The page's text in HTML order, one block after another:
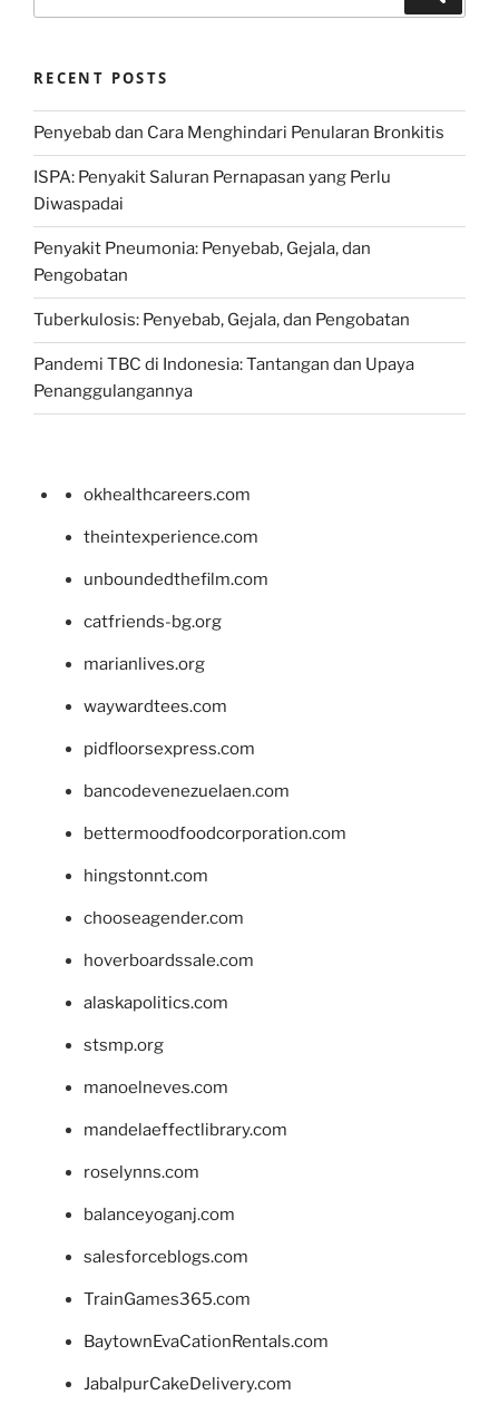
RECENT POSTS
Penyebab dan Cara Menghindari Penularan Bronkitis
ISPA: Penyakit Saluran Pernapasan yang Perlu
Diwaspadai
Penyakit Pneumonia: Penyebab, Gejala, dan
Pengobatan
Tuberkulosis: Penyebab, Gejala, dan Pengobatan
Pandemi TBC di Indonesia: Tantangan dan Upaya
Penanggulangannya
okhealthcareers.com
theintexperience.com
unboundedthefilm.com
catfriends-bg.org
marianlives.org
waywardtees.com
pidfloorsexpress.com
bancodevenezuelaen.com
bettermoodfoodcorporation.com
hingstonnt.com
chooseagender.com
hoverboardssale.com
alaskapolitics.com
stsmp.org
manoelneves.com
mandelaeffectlibrary.com
roselynns.com
balanceyoganj.com
salesforceblogs.com
TrainGames365.com
BaytownEvaCationRentals.com
JabalpurCakeDelivery.com